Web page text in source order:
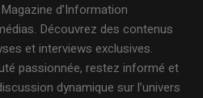
d’Information
Découvrez des contenus
et interviews exclusives.
passionnée, restez informé et
dynamique sur l’univers